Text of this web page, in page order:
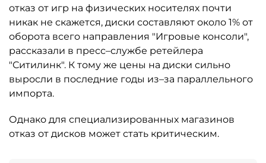
отказ от игр на физических носителях почти
никак не скажется, диски составляют около 1% от
оборота всего направления "Игровые консоли",
рассказали в пресс–службе ретейлера
"Ситилинк". К тому же цены на диски сильно
выросли в последние годы из–за параллельного
импорта.
Однако для специализированных магазинов
отказ от дисков может стать критическим.